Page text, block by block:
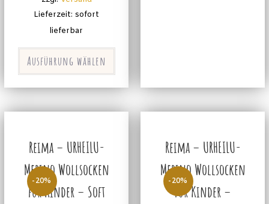
Lieferzeit: sofort
lieferbar
Ausführung wählen
-20%
Reima – URHEILU-
Merino Wollsocken
für Kinder – Soft
-20%
Reima – URHEILU-
Merino Wollsocken
für Kinder –